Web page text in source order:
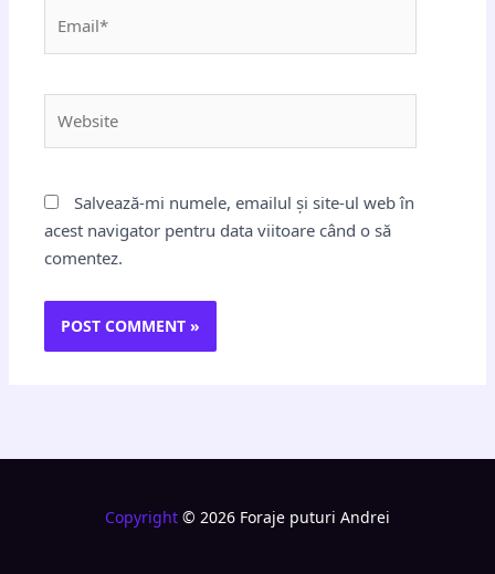
Salvează-mi numele, emailul și site-ul web în
acest navigator pentru data viitoare când o să
comentez.
Copyright © 2026 Foraje puturi Andrei